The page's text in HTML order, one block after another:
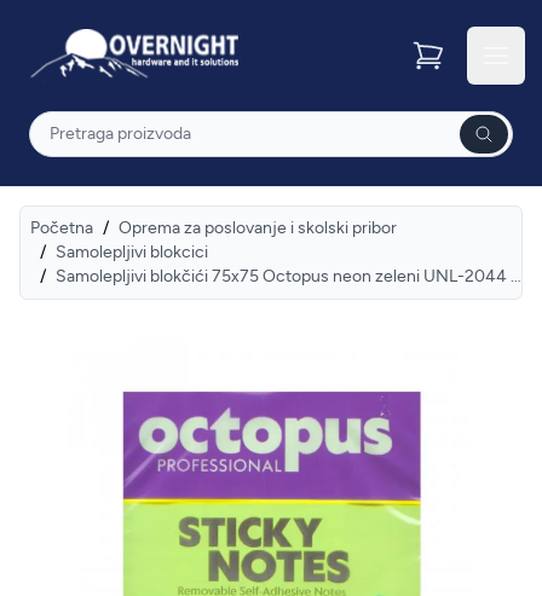
Overnight
Pretraga
Početna / Oprema za poslovanje i skolski pribor
/ Samolepljivi blokcici
/
Samolepljivi blokčići 75x75 Octopus neon zeleni UNL-2044 100lista